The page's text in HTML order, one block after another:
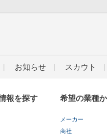
お知らせ スカウト
報を探す 希望の業種
メーカー
商社